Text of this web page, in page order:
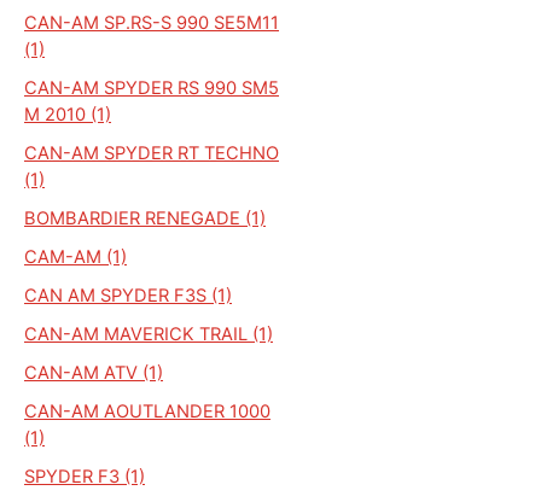
CAN-AM SP.RS-S 990 SE5M11
(1)
CAN-AM SPYDER RS 990 SM5
M 2010 (1)
CAN-AM SPYDER RT TECHNO
(1)
BOMBARDIER RENEGADE (1)
CAM-AM (1)
CAN AM SPYDER F3S (1)
CAN-AM MAVERICK TRAIL (1)
CAN-AM ATV (1)
CAN-AM AOUTLANDER 1000
(1)
SPYDER F3 (1)